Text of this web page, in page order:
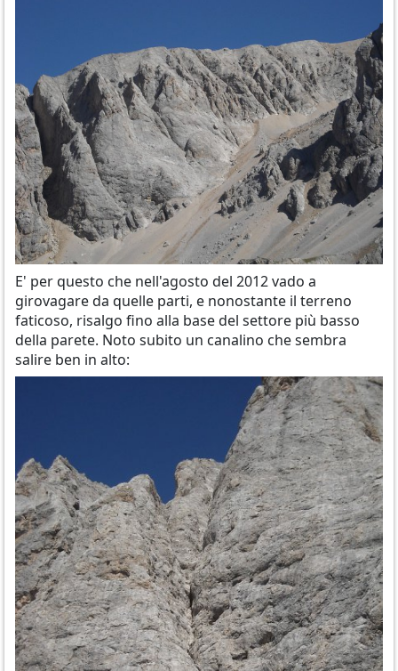
E' per questo che nell'agosto del 2012 vado a
girovagare da quelle parti, e nonostante il terreno
faticoso, risalgo fino alla base del settore più basso
della parete. Noto subito un canalino che sembra
salire ben in alto: